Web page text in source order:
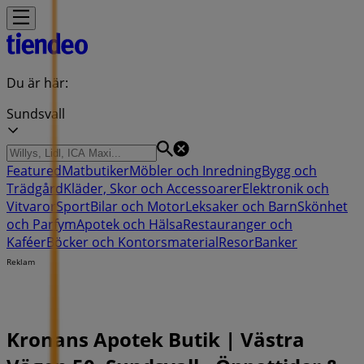
Du är här:
Sundsvall
FeaturedMatbutikerMöbler och InredningBygg och
TrädgårdKläder, Skor och AccessoarerElektronik och
Vitvaror SportBilar och MotorLeksaker och BarnSkönhet
och ParfymApotek och HälsaRestauranger och
KaféerBöcker och KontorsmaterialResorBanker
Reklam
Kronans Apotek Butik | Västra